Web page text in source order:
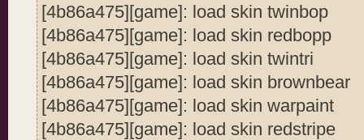
[4b86a475][game]: load skin twinbop
[4b86a475][game]: load skin redbopp
[4b86a475][game]: load skin twintri
[4b86a475][game]: load skin brownbear
[4b86a475][game]: load skin warpaint
[4b86a475][game]: load skin redstripe